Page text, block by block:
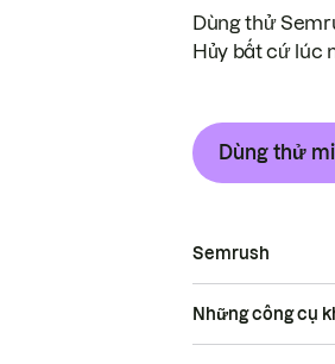
Dùng thử
Hủy bất cứ lúc
Dùng thử
Semrush
Những công cụ